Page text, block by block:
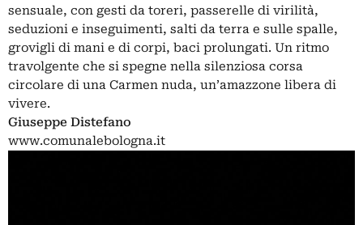
sensuale, con gesti da toreri, passerelle di virilità,
seduzioni e inseguimenti, salti da terra e sulle spalle,
grovigli di mani e di corpi, baci prolungati. Un ritmo
travolgente che si spegne nella silenziosa corsa
circolare di una Carmen nuda, un’amazzone libera di
vivere.
Giuseppe Distefano
www.comunalebologna.it